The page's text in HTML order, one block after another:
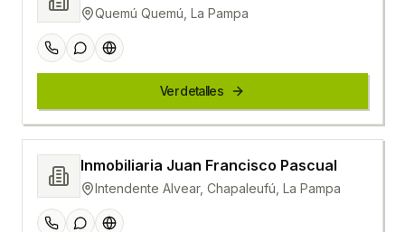
Quemú Quemú, La Pampa
Ver detalles
Inmobiliaria Juan Francisco Pascual
Intendente Alvear, Chapaleufú, La Pampa